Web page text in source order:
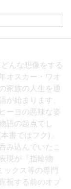
んな想像をする
オスカー・ワオ
家族の人生を通
が始まります。
ーヨの悪辣な姿
語の起点でし
書ではフク)」
み込んでいたこ
現が『指輪物
ックス等の専門
視する前のオブ